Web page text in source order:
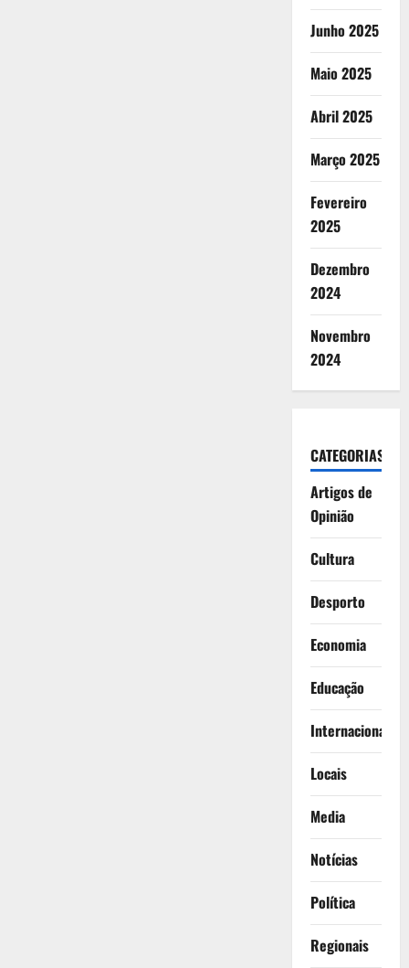
Junho 2025
Maio 2025
Abril 2025
Março 2025
Fevereiro
2025
Dezembro
2024
Novembro
2024
CATEGORIAS
Artigos de
Opinião
Cultura
Desporto
Economia
Educação
Internacionais
Locais
Media
Notícias
Política
Regionais